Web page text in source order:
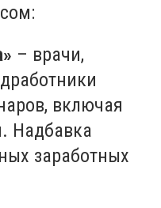
– врачи,
включая
Надбавка
заработных